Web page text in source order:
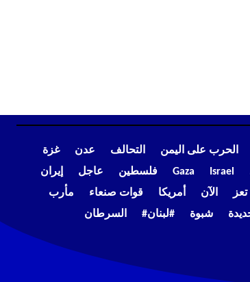
الحرب على اليمن التحالف عدن
غزة
Israel
Gaza فلسطين عاجل
إيران
تعز الآن أمريكا قوات صنعاء
مأرب
شبوة #لبنان# السرطان